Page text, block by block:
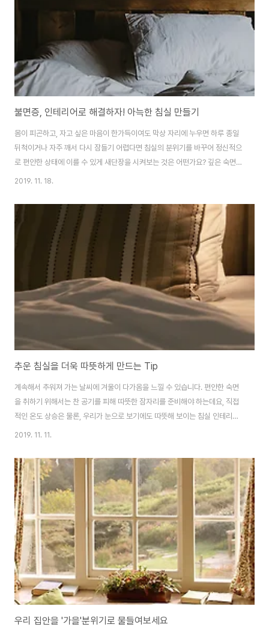
불면증, 인테리어로 해결하자! 아늑한 침실 만들기
몸이 피곤하고, 자고 싶은 마음이 한가득이여도 막상 자리에 누우면 하루 종일
뒤척이거나 자주 깨서 다시 잠들기 어렵다면 침실의 분위기를 바꾸어 정신적으
로 편안한 상태에 이를 수 있게 새단장을 시켜보는 것은 어떤가요? 깊은 숙면에
취하지 못하는 당신을 위해 몸과 마음이 편안해지는 침실 만들기를 주목해봅시
실을 채워보는 건 어떠신가요? 기본적으로 따뜻한 컬러감인 우드는 온화한 분
위기 연출과 나만의 고요한 휴식처 같은 느낌으로 장식과 컬러를 최소화시켜
심플한 침실 조성을 할 수 있습니다. 밋밋할까 봐 걱정이시라면 침실에 들여놓
을 침구와 작은 선반 등 다양한 가구들을 선정할 때 같은 톤의 우드가 아닌, 각
각 다른 색상과 질감의 우드를 선택..
2019. 11. 18.
추운 침실을 더욱 따뜻하게 만드는 Tip
계속해서 추워져 가는 날씨에 겨울이 다가옴을 느낄 수 있습니다. 편안한 숙면
을 취하기 위해서는 찬 공기를 피해 따뜻한 잠자리를 준비해야 하는데요, 직접
적인 온도 상승은 물론, 우리가 눈으로 보기에도 따뜻해 보이는 침실 인테리어
스타일링을 확인해봅시다. 1. 웜톤의 조명 실내에 부드럽게 퍼지는 웜톤의 조명
렌지 빛의 조명은 공간의 분위기를 색다르게 만들기에 기존 인테리어를 유지하
면서도 새로운 느낌을 받고 싶으시다면 새로운 컬러의 조명을 활용해보세요.
뿐만 아니라, 만약 패브릭이나 우드 소재의 소품, 침구를 같이 활용한다면 더욱
효과적인 연출을 할 수 있습니다. 2. 침대 밑, 두터운 러그 겨울철 유난히 차가
운 바닥 온도 탓에 아침에 일..
2019. 11. 11.
우리 집안을 '가을'분위기로 물들여보세요